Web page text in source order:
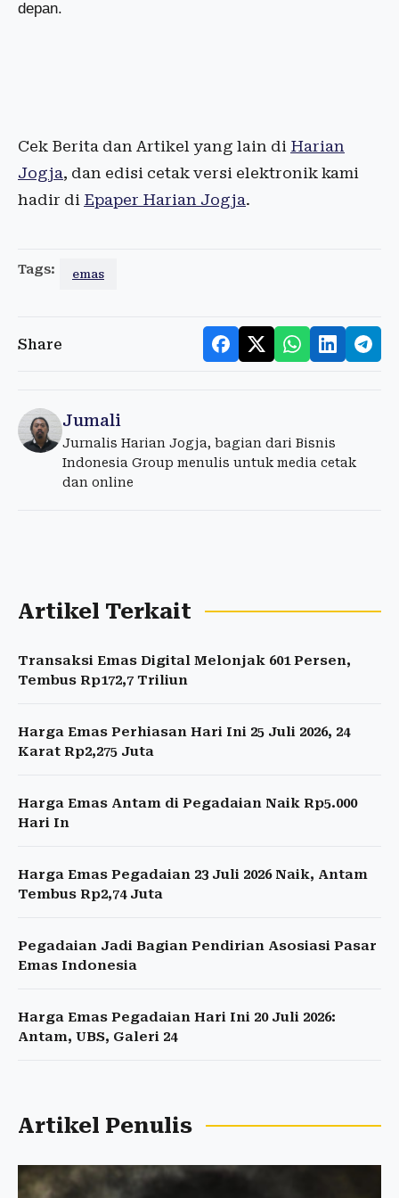
depan.
Cek Berita dan Artikel yang lain di Harian
Jogja, dan edisi cetak versi elektronik kami
hadir di Epaper Harian Jogja.
Tags: emas
Share
Jumali
Jurnalis Harian Jogja, bagian dari Bisnis
Indonesia Group menulis untuk media cetak
dan online
Artikel Terkait
Transaksi Emas Digital Melonjak 601 Persen,
Tembus Rp172,7 Triliun
Harga Emas Perhiasan Hari Ini 25 Juli 2026, 24
Karat Rp2,275 Juta
Harga Emas Antam di Pegadaian Naik Rp5.000
Hari In
Harga Emas Pegadaian 23 Juli 2026 Naik, Antam
Tembus Rp2,74 Juta
Pegadaian Jadi Bagian Pendirian Asosiasi Pasar
Emas Indonesia
Harga Emas Pegadaian Hari Ini 20 Juli 2026:
Antam, UBS, Galeri 24
Artikel Penulis